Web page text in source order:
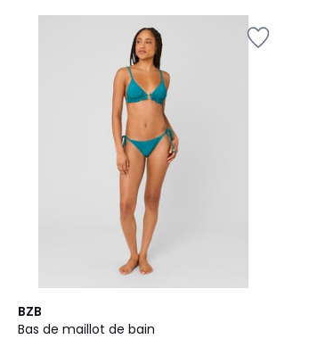
BZB
Bas de maillot de bain